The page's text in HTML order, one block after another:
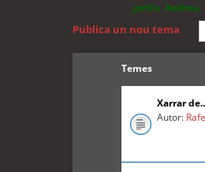
jordis Andreu
Publica un nou tema
Temes
Xarrar
Autor: